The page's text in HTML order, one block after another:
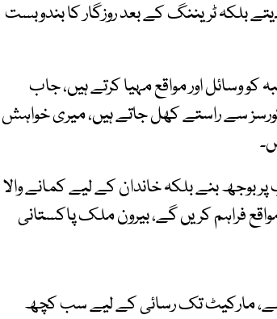
بلکہ ٹریننگ کے بعد روزگار کا بندوبست
وسائل اور مواقع مہیا کرتے ہیں، جاب
سے راستے کھل جاتے ہیں، میری خواہش
پر بوجھ بنے بلکہ خاندان کے لیے کمانے والا
فراہم کریں گے، بیرون ملک پاکستانی
ہے، مارکیٹ تک رسائی کے لیے سب کچھ